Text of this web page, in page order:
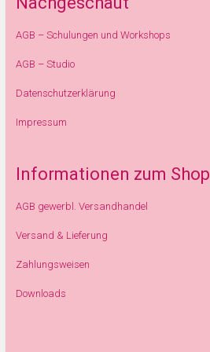
AGB – Schulungen und Workshops
AGB – Studio
Datenschutzerklärung
Impressum
Informationen zum Shop
AGB gewerbl. Versandhandel
Versand & Lieferung
Zahlungsweisen
Downloads